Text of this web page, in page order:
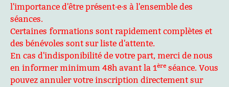
l'importance d'être présent·e·s à l'ensemble des
séances.
Certaines formations sont rapidement complètes et
des bénévoles sont sur liste d'attente.
En cas d'indisponibilité de votre part, merci de nous
en informer minimum 48h avant la 1ère séance. Vous
pouvez annuler votre inscription directement sur